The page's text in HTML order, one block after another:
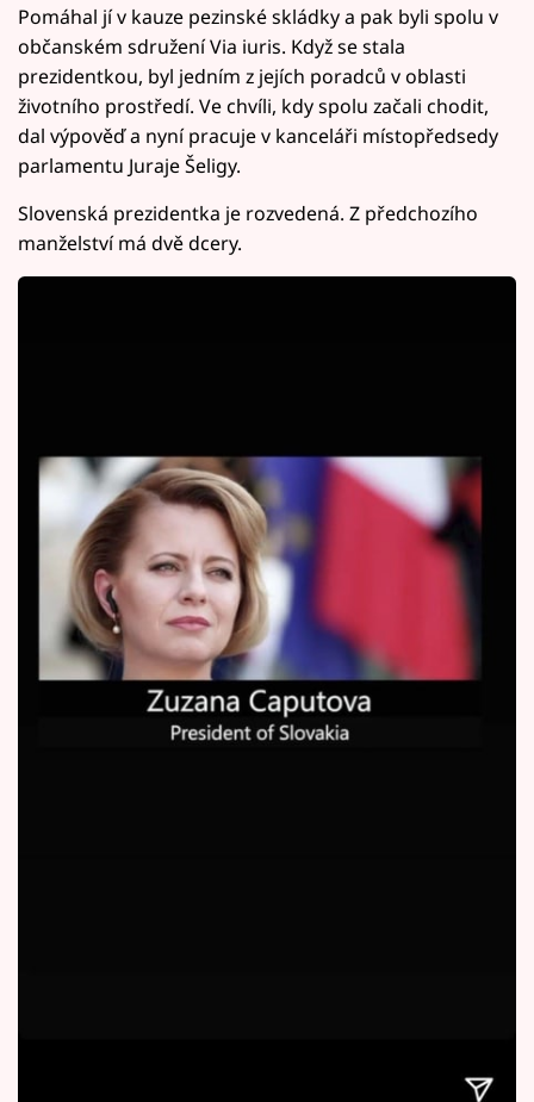
Pomáhal jí v kauze pezinské skládky a pak byli spolu v
občanském sdružení Via iuris. Když se stala
prezidentkou, byl jedním z jejích poradců v oblasti
životního prostředí. Ve chvíli, kdy spolu začali chodit,
dal výpověď a nyní pracuje v kanceláři místopředsedy
parlamentu Juraje Šeligy.
Slovenská prezidentka je rozvedená. Z předchozího
manželství má dvě dcery.